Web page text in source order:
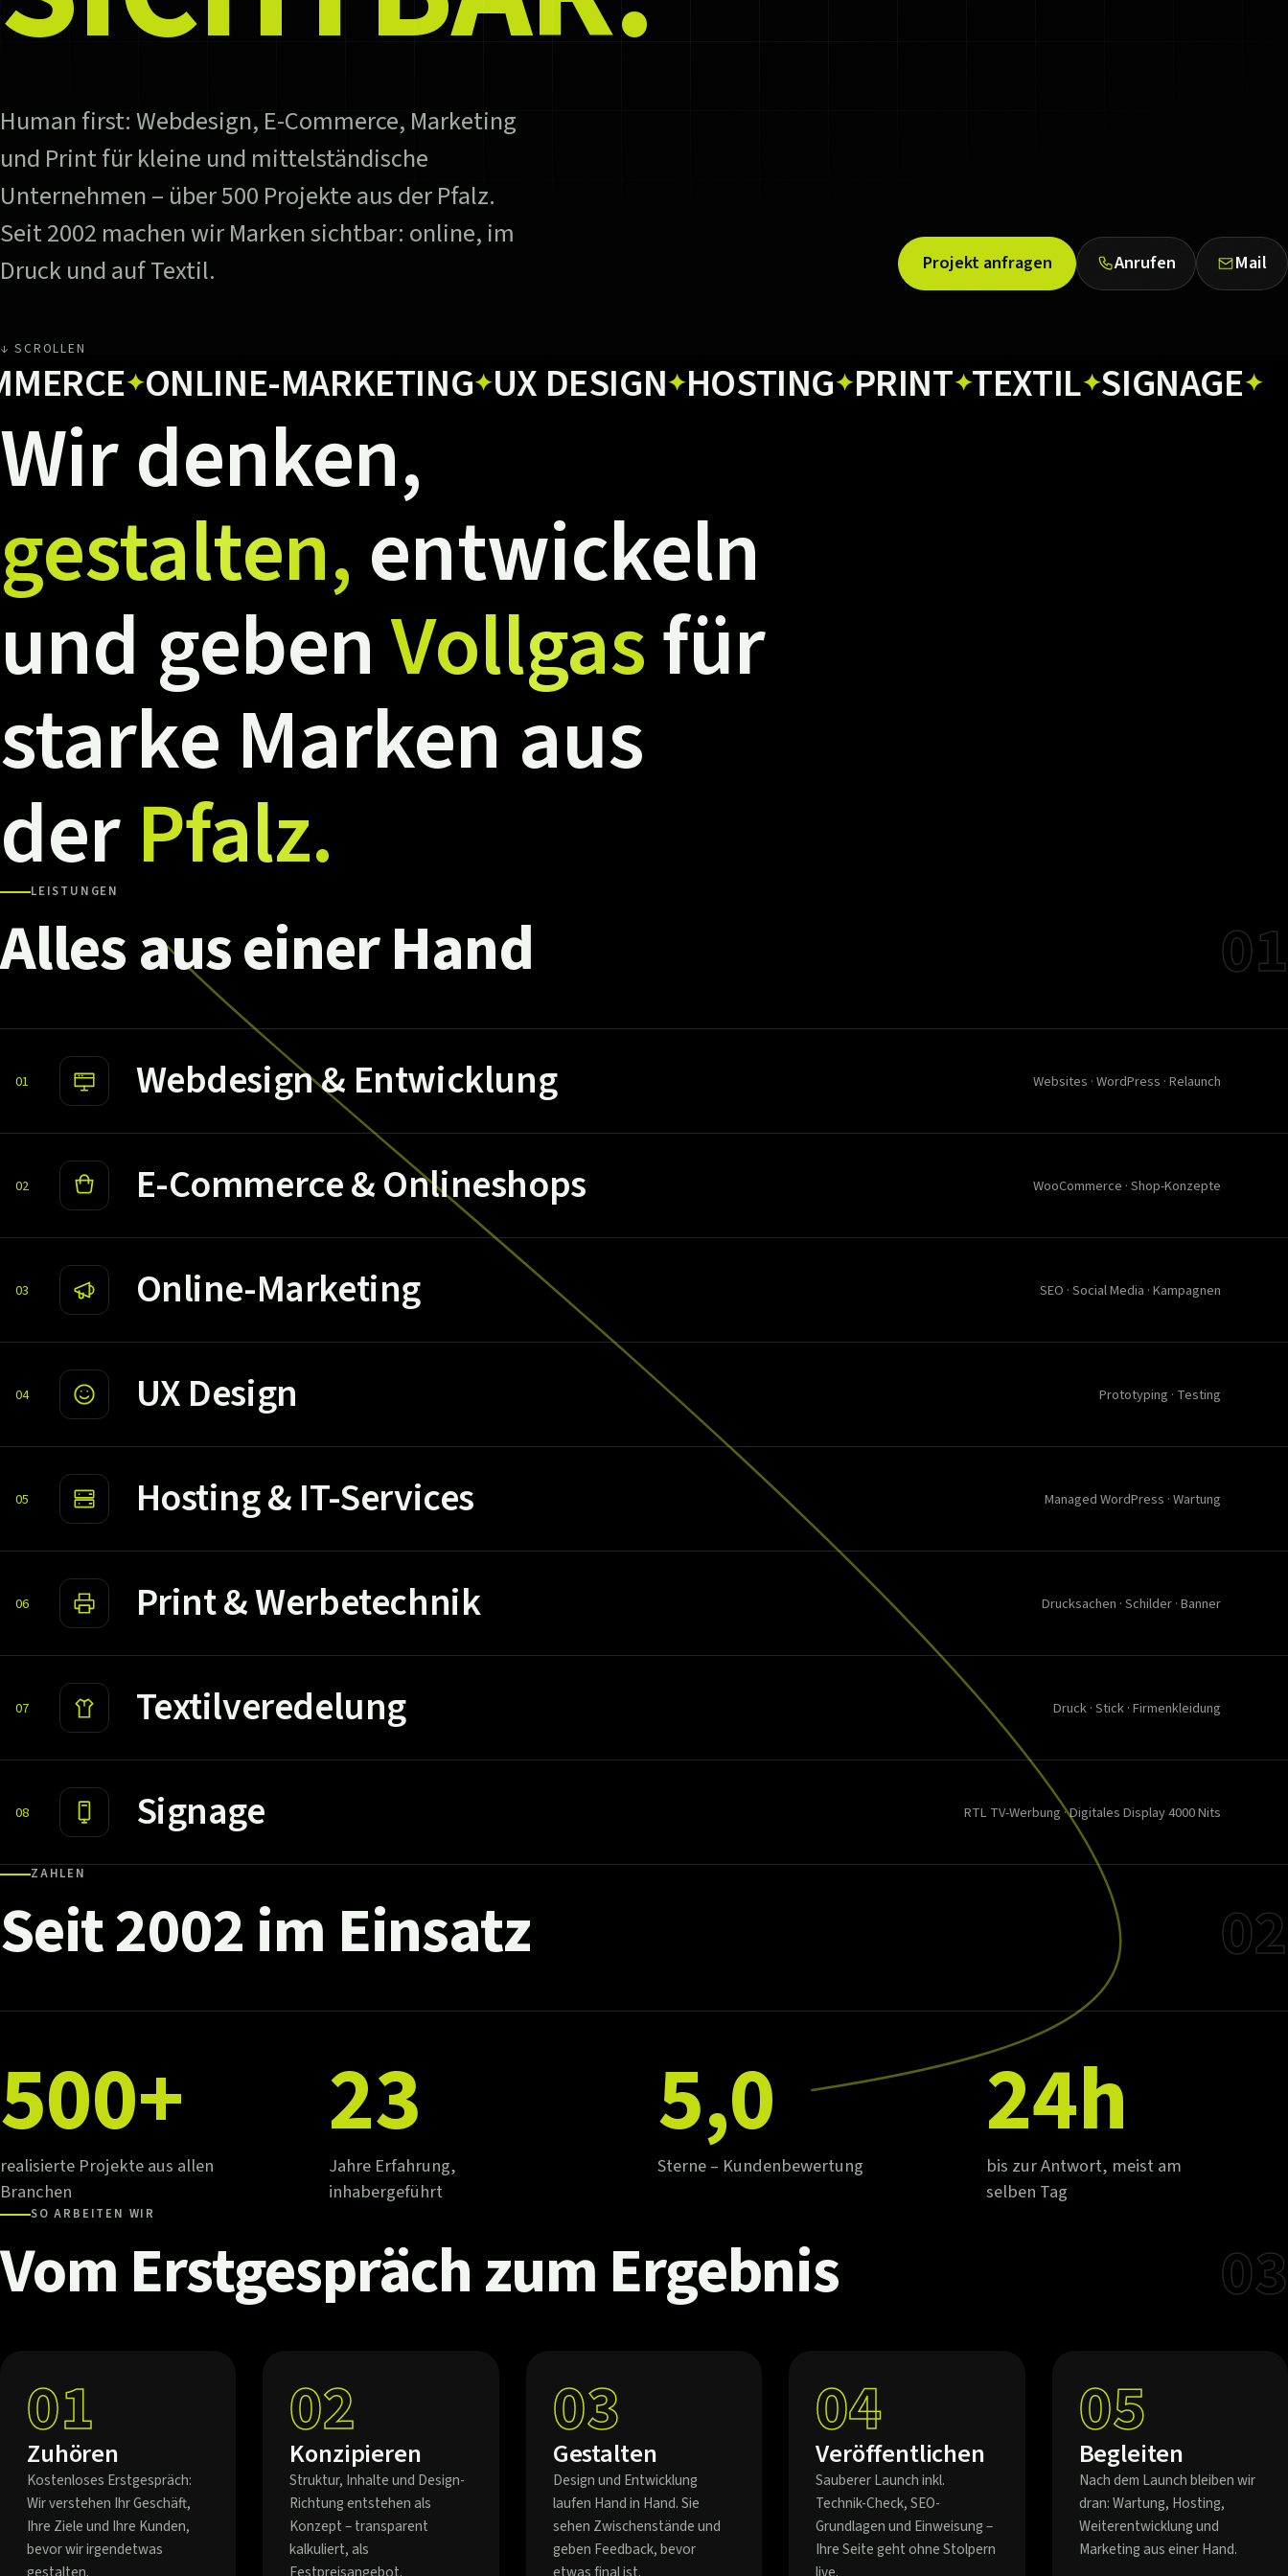
Human first: Webdesign, E-Commerce, Marketing
und Print für kleine und mittelständische
Unternehmen – über 500 Projekte aus der Pfalz.
Seit 2002 machen wir Marken sichtbar: online, im
Druck und auf Textil.
Projekt anfragen Anrufen Mail
↓ SCROLLEN
✦ONLINE-MARKETING✦UX DESIGN✦HOSTING✦PRINT✦TEXTIL ✦SIGNAGE ✦
Wirdenken,
gestalten,entwickeln
und gebenVollgasfür
starke Marken aus
derPfalz.
LEISTUNGEN
AllesauseinerHand 01
01 Webdesign & Entwicklung Websites · WordPress · Relaunch
02 E-Commerce & Onlineshops WooCommerce · Shop-Konzepte
03 Online-Marketing SEO · Social Media · Kampagnen
04 UX Design Prototyping · Testing
05 Hosting & IT-Services Managed WordPress · Wartung
06 Print & Werbetechnik Drucksachen · Schilder · Banner
07 Textilveredelung Druck · Stick · Firmenkleidung
08 Signage RTL TV-Werbung · Digitales Display 4000 Nits
ZAHLEN
Seit2002im Einsatz 02
500+
realisierte Projekte aus allen
Branchen
23
Jahre Erfahrung,
inhabergeführt
5,0
Sterne – Kundenbewertung
24h
bis zur Antwort, meist am
selben Tag
SO ARBEITEN WIR
Vom Erstgesprächzum Ergebnis
03
01
Zuhören
Kostenloses Erstgespräch:
Wir verstehen Ihr Geschäft,
Ihre Ziele und Ihre Kunden,
bevor wir irgendetwas
02
Konzipieren
Struktur, Inhalte und Design-
Richtung entstehen als
Konzept – transparent
kalkuliert, als
03
Gestalten
Design und Entwicklung
laufen Hand in Hand. Sie
sehen Zwischenstände und
geben Feedback, bevor
04
Veröffentlichen
Sauberer Launch inkl.
Technik-Check, SEO-
Grundlagen und Einweisung –
Ihre Seite geht ohne Stolpern
05
Begleiten
Nach dem Launch bleiben wir
dran: Wartung, Hosting,
Weiterentwicklung und
Marketing aus einer Hand.